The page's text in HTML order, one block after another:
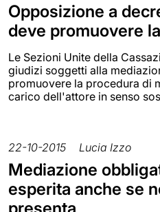
Opposizione a
deve promuovere
Le Sezioni Unite della
giudizi soggetti alla
promuovere la procedura di
carico dell'attore in senso
22-10-2015 Lucia Izzo
Mediazione
esperita anche se